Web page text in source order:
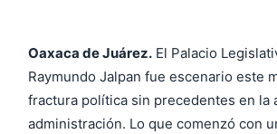
Oaxaca de Juárez. El Palacio
Raymundo Jalpan fue escenario este
fractura política sin precedentes en la
administración. Lo que comenzó con